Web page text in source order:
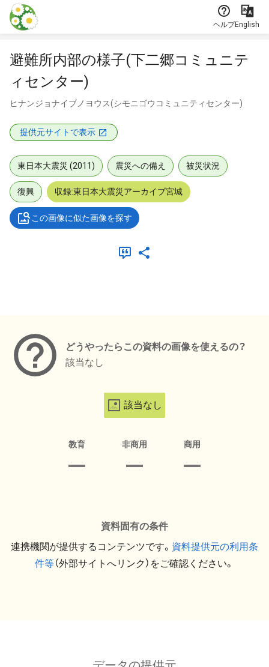
本文に飛ぶ
ヘルプEnglish
避難所内部の様子(下二郷コミュニテ
ィセンター)
ヒナンジョナイブノヨウス(シモニゴウコミュニティセンター)
提供元サイトで表示
東日本大震災 (2011) 震災への備え 被災状況
復興 収録:東日本大震災アーカイブ宮城
この画像に似た画像を探す
どうやったらこの資料の画像を使えるの？
該当なし
該当なし
教育 非商用 商用
資料固有の条件
連携機関が提供するコンテンツです。 資料提供元の利用条
件等（外部サイトへリンク）をご確認ください。